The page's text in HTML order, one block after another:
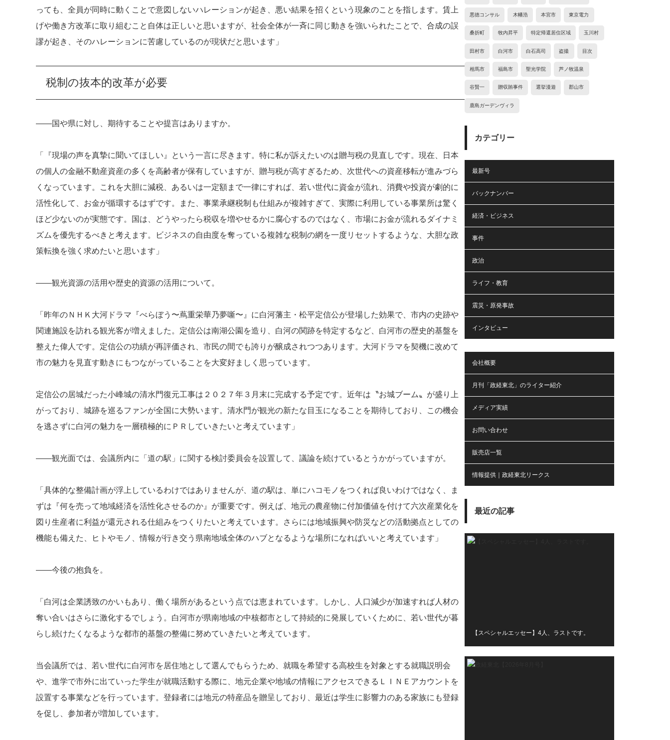
っても、全員が同時に動くことで意図しないハレーションが起き、悪い結果を招くという現象のことを指します。賃上
げや働き方改革に取り組むこと自体は正しいと思いますが、社会全体が一斉に同じ動きを強いられたことで、合成の誤
謬が起き、そのハレーションに苦慮しているのが現状だと思います」
税制の抜本的改革が必要
――国や県に対し、期待することや提言はありますか。
「『現場の声を真摯に聞いてほしい』という一言に尽きます。特に私が訴えたいのは贈与税の見直しです。現在、日本
の個人の金融不動産資産の多くを高齢者が保有していますが、贈与税が高すぎるため、次世代への資産移転が進みづら
くなっています。これを大胆に減税、あるいは一定額まで一律にすれば、若い世代に資金が流れ、消費や投資が劇的に
活性化して、お金が循環するはずです。また、事業承継税制も仕組みが複雑すぎて、実際に利用している事業所は驚く
ほど少ないのが実態です。国は、どうやったら税収を増やせるかに腐心するのではなく、市場にお金が流れるダイナミ
ズムを優先するべきと考えます。ビジネスの自由度を奪っている複雑な税制の網を一度リセットするような、大胆な政
策転換を強く求めたいと思います」
――観光資源の活用や歴史的資源の活用について。
「昨年のＮＨＫ大河ドラマ『べらぼう〜蔦重栄華乃夢噺〜』に白河藩主・松平定信公が登場した効果で、市内の史跡や
関連施設を訪れる観光客が増えました。定信公は南湖公園を造り、白河の関跡を特定するなど、白河市の歴史的基盤を
整えた偉人です。定信公の功績が再評価され、市民の間でも誇りが醸成されつつあります。大河ドラマを契機に改めて
市の魅力を見直す動きにもつながっていることを大変好ましく思っています。
定信公の居城だった小峰城の清水門復元工事は２０２７年３月末に完成する予定です。近年は〝お城ブーム〟が盛り上
がっており、城跡を巡るファンが全国に大勢います。清水門が観光の新たな目玉になることを期待しており、この機会
を逃さずに白河の魅力を一層積極的にＰＲしていきたいと考えています」
――観光面では、会議所内に「道の駅」に関する検討委員会を設置して、議論を続けているとうかがっていますが。
「具体的な整備計画が浮上しているわけではありませんが、道の駅は、単にハコモノをつくれば良いわけではなく、ま
ずは『何を売って地域経済を活性化させるのか』が重要です。例えば、地元の農産物に付加価値を付けて六次産業化を
図り生産者に利益が還元される仕組みをつくりたいと考えています。さらには地域振興や防災などの活動拠点としての
機能も備えた、ヒトやモノ、情報が行き交う県南地域全体のハブとなるような場所になればいいと考えています」
――今後の抱負を。
「白河は企業誘致のかいもあり、働く場所があるという点では恵まれています。しかし、人口減少が加速すれば人材の
奪い合いはさらに激化するでしょう。白河市が県南地域の中核都市として持続的に発展していくために、若い世代が暮
らし続けたくなるような都市的基盤の整備に努めていきたいと考えています。
当会議所では、若い世代に白河市を居住地として選んでもらうため、就職を希望する高校生を対象とする就職説明会
や、進学で市外に出ていった学生が就職活動する際に、地元企業や地域の情報にアクセスできるＬＩＮＥアカウントを
設置する事業などを行っています。登録者には地元の特産品を贈呈しており、最近は学生に影響力のある家族にも登録
を促し、参加者が増加しています。
悪徳コンサル 木幡浩 本宮市 東京電力
桑折町 牧内昇平 特定帰還居住区域 玉川村
田村市 白河市 白石高司 盗撮 目次
相馬市 福島市 聖光学院 芦ノ牧温泉
谷賢一 贈収賄事件 選挙漫遊 郡山市
鹿島ガーデンヴィラ
カテゴリー
最新号
バックナンバー
経済・ビジネス
事件
政治
ライフ・教育
震災・原発事故
インタビュー
会社概要
月刊「政経東北」のライター紹介
メディア実績
お問い合わせ
販売店一覧
情報提供｜政経東北リークス
最近の記事
【スペシャルエッセー】4人、ラストです。